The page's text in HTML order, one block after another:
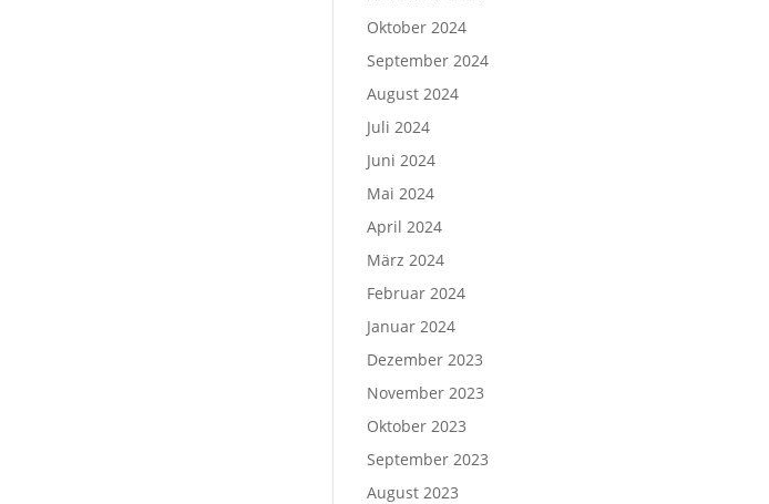
Oktober 2024
September 2024
August 2024
Juli 2024
Juni 2024
Mai 2024
April 2024
März 2024
Februar 2024
Januar 2024
Dezember 2023
November 2023
Oktober 2023
September 2023
August 2023